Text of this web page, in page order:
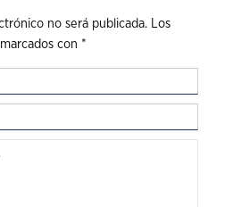
no será publicada. Los
con *